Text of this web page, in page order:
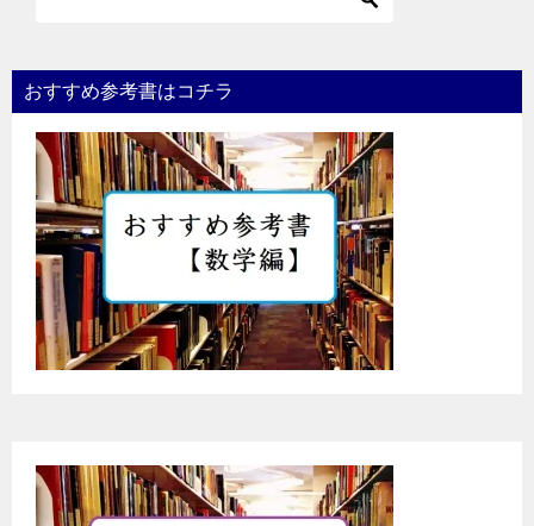
おすすめ参考書はコチラ